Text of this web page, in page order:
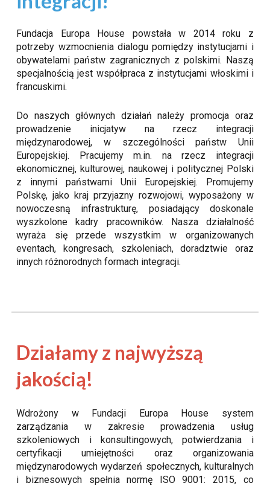
Fundacja Europa House powstała w 2014 roku z
potrzeby wzmocnienia dialogu pomiędzy instytucjami i
obywatelami państw zagranicznych z polskimi. Naszą
specjalnością jest współpraca z instytucjami włoskimi i
francuskimi.
Do naszych głównych działań należy promocja oraz
prowadzenie inicjatyw na rzecz integracji
międzynarodowej, w szczególności państw Unii
Europejskiej. Pracujemy m.in. na rzecz integracji
ekonomicznej, kulturowej, naukowej i politycznej Polski
z innymi państwami Unii Europejskiej. Promujemy
Polskę, jako kraj przyjazny rozwojowi, wyposażony w
nowoczesną infrastrukturę, posiadający doskonale
wyszkolone kadry pracowników. Nasza działalność
wyraża się przede wszystkim w organizowanych
eventach, kongresach, szkoleniach, doradztwie oraz
innych różnorodnych formach integracji.
Działamy z najwyższą
jakością!
Wdrożony w Fundacji Europa House system
zarządzania w zakresie prowadzenia usług
szkoleniowych i konsultingowych, potwierdzania i
certyfikacji umiejętności oraz organizowania
międzynarodowych wydarzeń społecznych, kulturalnych
i biznesowych spełnia normę ISO 9001: 2015, co